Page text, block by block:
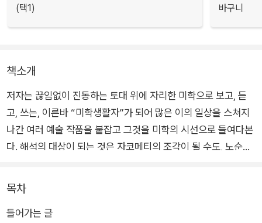
(택1)
바구니
책소개
저자는 끊임없이 진동하는 토대 위에 자리한 미학으로 보고, 듣
고, 쓰는, 이른바 “미학생활자”가 되어 많은 이의 일상을 스쳐지
나간 여러 예술 작품을 붙잡고 그것을 미학의 시선으로 들여다본
다. 해석의 대상이 되는 것은 자코메티의 조각이 될 수도, 노순택
화가 될 수도 있다.
해석의 이론을 제시하는 사상가는 사르트르가 될 수도, 벤야민이
목차
들어가는 글